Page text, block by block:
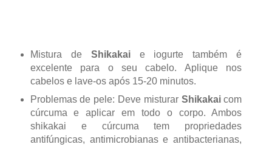
Mistura de Shikakaie iogurte também é
excelente para o seu cabelo. Aplique nos
cabelos e lave-os após 15-20 minutos.
Problemas de pele: Deve misturar Shikakaicom
cúrcuma e aplicar em todo o corpo. Ambos
shikakai e cúrcuma tem propriedades
antifúngicas, antimicrobianas e antibacterianas,